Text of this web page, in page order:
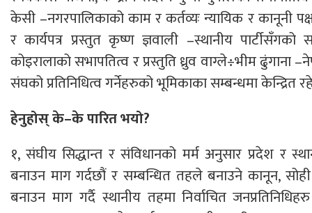
केसी –नगरपालिकाको काम र कर्तव्यः न्यायिक र कानूनी
र कार्यपत्र प्रस्तुत कृष्ण ज्ञवाली –स्थानीय
कोइरालाको सभापतित्व र प्रस्तुति ध्रुव वाग्ले÷भीम ढुंगाना
संघको प्रतिनिधित्व गर्नेहरुको भूमिकाका सम्बन्धमा केन्द्रित
हेनुहोस् के–के पारित भयो?
१, संघीय सिद्धान्त र संविधानको मर्म अनुसार प्रदेश र
बनाउन माग गर्दछौं र सम्बन्धित तहले बनाउने कानून,
बनाउन माग गर्दै स्थानीय तहमा निर्वाचित